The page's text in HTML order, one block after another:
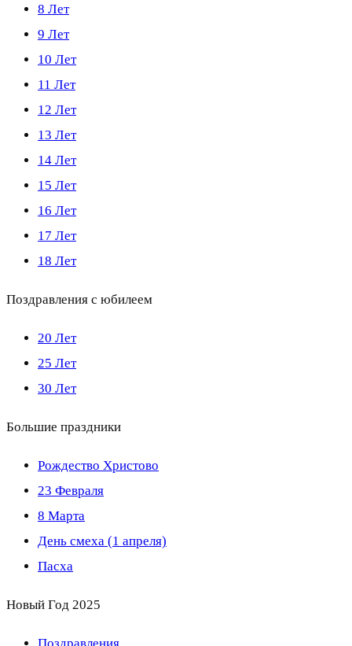
8 Лет
9 Лет
10 Лет
11 Лет
12 Лет
13 Лет
14 Лет
15 Лет
16 Лет
17 Лет
18 Лет
Поздравления с юбилеем
20 Лет
25 Лет
30 Лет
Большие праздники
Рождество Христово
23 Февраля
8 Марта
День смеха (1 апреля)
Пасха
Новый Год 2025